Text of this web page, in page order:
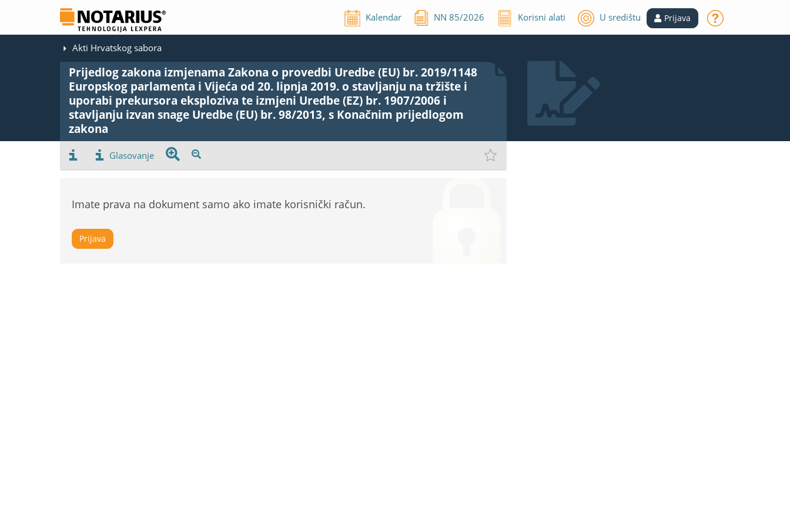
Kalendar NN85/2026 Korisni alati U središtu Prijava
Akti Hrvatskog sabora
Prijedlog zakona izmjenama Zakona o provedbi Uredbe (EU) br. 2019/1148
Europskog parlamenta i Vijeća od 20. lipnja 2019. o stavljanju na tržište i
uporabi prekursora eksploziva te izmjeni Uredbe (EZ) br. 1907/2006 i
stavljanju izvan snage Uredbe (EU) br. 98/2013, s Konačnim prijedlogom
zakona
Glasovanje
Imate prava na dokument samo ako imate korisnički račun.
Prijava